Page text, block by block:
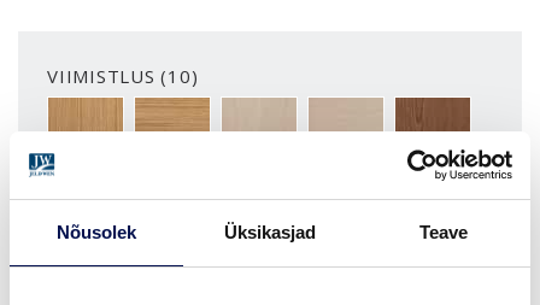
Nõusolek Üksikasjad Teave
VIIMISTLUS (10)
TAMMESPOON, VERTIKAALNE
TAMMESPOON, HORISONTAALNE
KASESPOON, VERTIKAALNE
KASESPOON,
ROHKEM